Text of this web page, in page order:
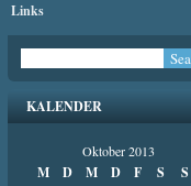
Links
KALENDER
Oktober 2013
M D M D F S S